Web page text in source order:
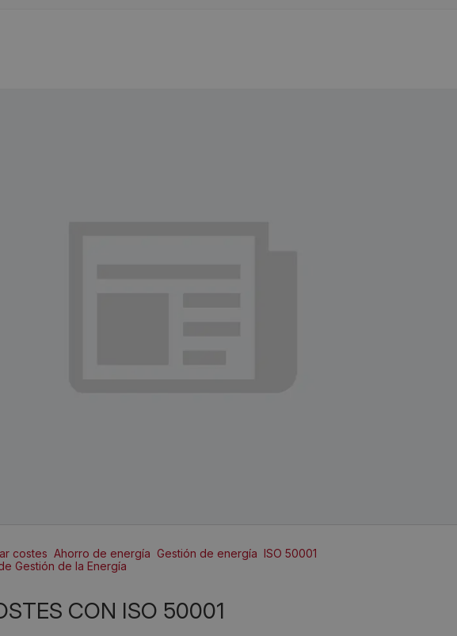
costes Ahorro de energía Gestión de energía ISO 50001
Gestión de la Energía
CON ISO 50001